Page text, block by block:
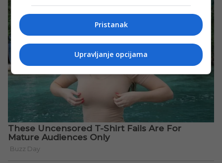
Pristanak
Upravljanje opcijama